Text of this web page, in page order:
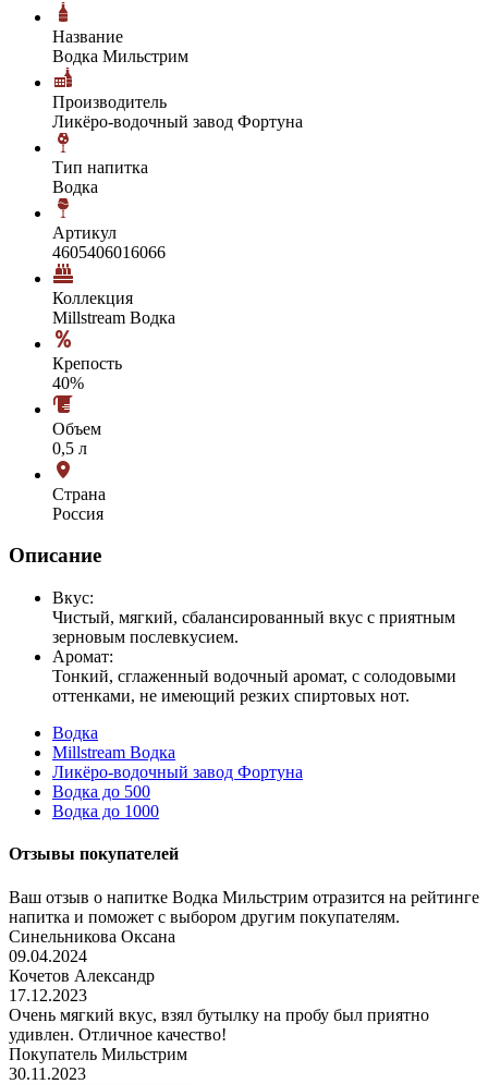
Название
Водка Мильстрим
Производитель
Ликёро-водочный завод Фортуна
Тип напитка
Водка
Артикул
4605406016066
Коллекция
Millstream Водка
Крепость
40%
Объем
0,5 л
Страна
Россия
Описание
Вкус:
Чистый, мягкий, сбалансированный вкус с приятным
зерновым послевкусием.
Аромат:
Тонкий, сглаженный водочный аромат, с солодовыми
оттенками, не имеющий резких спиртовых нот.
Водка
Millstream Водка
Ликёро-водочный завод Фортуна
Водка до 500
Водка до 1000
Отзывы покупателей
Ваш отзыв о напитке Водка Мильстрим отразится на рейтинге
напитка и поможет с выбором другим покупателям.
Синельникова Оксана
09.04.2024
Кочетов Александр
17.12.2023
Очень мягкий вкус, взял бутылку на пробу был приятно
удивлен. Отличное качество!
Покупатель Мильстрим
30.11.2023